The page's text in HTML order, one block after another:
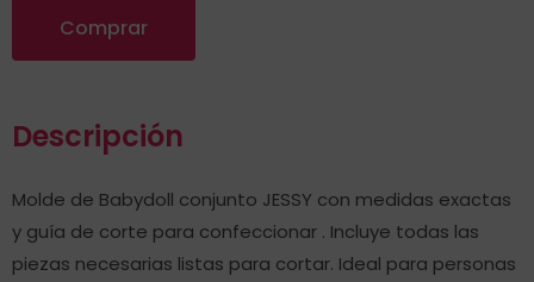
Comprar
Descripción
Molde de Babydoll conjunto JESSY con medidas exactas
y guía de corte para confeccionar . Incluye todas las
piezas necesarias listas para cortar. Ideal para personas